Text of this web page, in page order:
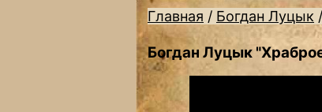
Главная / Богдан Луцык /
Богдан Луцык